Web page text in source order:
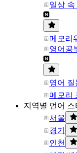
일상 속
메모리
영어공
영어
메모리
지역별 언어 스
서울
경기
인천